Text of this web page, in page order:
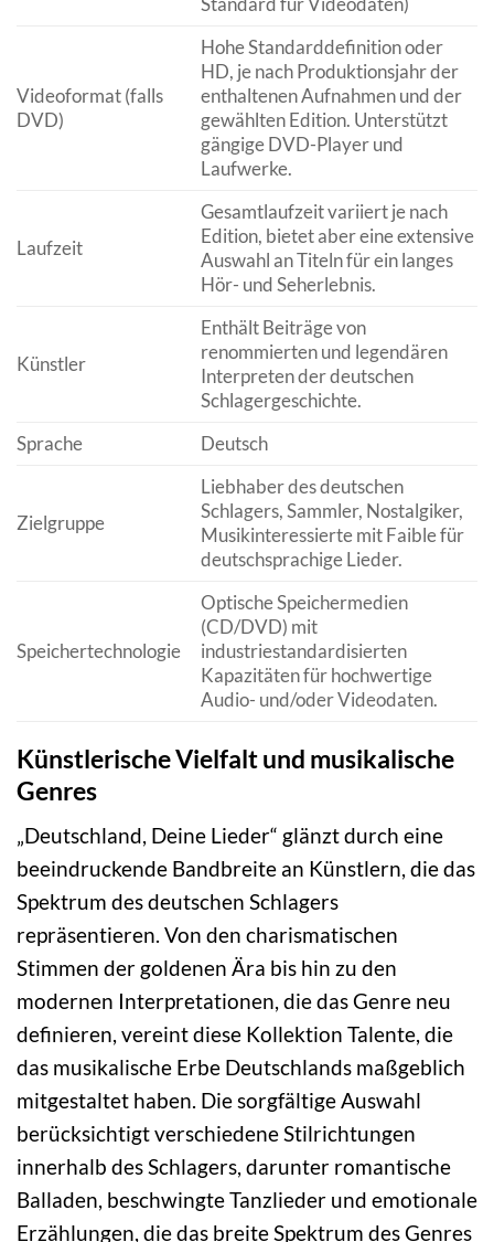
Videoformat (falls
DVD)
Hohe Standarddefinition oder
HD, je nach Produktionsjahr der
enthaltenen Aufnahmen und der
gewählten Edition. Unterstützt
gängige DVD-Player und
Laufwerke.
Laufzeit
Gesamtlaufzeit variiert je nach
Edition, bietet aber eine extensive
Auswahl an Titeln für ein langes
Hör- und Seherlebnis.
Künstler
Enthält Beiträge von
renommierten und legendären
Interpreten der deutschen
Schlagergeschichte.
Sprache
Deutsch
Zielgruppe
Liebhaber des deutschen
Schlagers, Sammler, Nostalgiker,
Musikinteressierte mit Faible für
deutschsprachige Lieder.
Speichertechnologie
Optische Speichermedien
(CD/DVD) mit
industriestandardisierten
Kapazitäten für hochwertige
Audio- und/oder Videodaten.
Künstlerische Vielfalt und musikalische
Genres
„Deutschland, Deine Lieder“ glänzt durch eine
beeindruckende Bandbreite an Künstlern, die das
Spektrum des deutschen Schlagers
repräsentieren. Von den charismatischen
Stimmen der goldenen Ära bis hin zu den
modernen Interpretationen, die das Genre neu
definieren, vereint diese Kollektion Talente, die
das musikalische Erbe Deutschlands maßgeblich
mitgestaltet haben. Die sorgfältige Auswahl
berücksichtigt verschiedene Stilrichtungen
innerhalb des Schlagers, darunter romantische
Balladen, beschwingte Tanzlieder und emotionale
Erzählungen, die das breite Spektrum des Genres